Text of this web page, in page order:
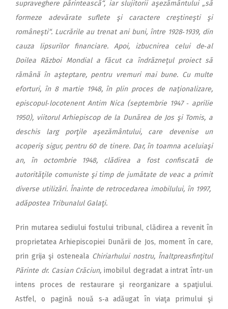
supraveghere părintească“, iar slujitorii aşezământului „să
formeze adevărate suflete şi caractere creştineşti şi
româneşti“. Lucrările au trenat ani buni, între 1928‑1939, din
cauza lipsurilor financiare. Apoi, izbucnirea celui de‑al
Doilea Război Mondial a făcut ca îndrăzneţul proiect să
rămână în aşteptare, pentru vremuri mai bune. Cu multe
eforturi, în 8 martie 1948, în plin proces de naţionalizare,
episcopul‑locotenent Antim Nica (septembrie 1947 ‑ aprilie
1950), viitorul Arhiepiscop de la Dunărea de Jos şi Tomis, a
deschis larg porţile aşezământului, care devenise un
acoperiş sigur, pentru 60 de tinere. Dar, în toamna aceluiaşi
an, în octombrie 1948, clădirea a fost confiscată de
autorităţile comuniste şi timp de jumătate de veac a primit
diverse utilizări. Înainte de retrocedarea imobilului, în 1997,
adăpostea Tribunalul Galaţi.
Prin mutarea sediului fostului tribunal, clădirea a revenit în
proprietatea Arhiepiscopiei Dunării de Jos, moment în care,
prin grija şi osteneala Chiriarhului nostru, Înaltpreasfinţitul
Părinte dr. Casian Crăciun, imobilul degradat a intrat într‑un
intens proces de restaurare şi reorganizare a spaţiului.
Astfel, o pagină nouă s‑a adăugat în viaţa primului şi